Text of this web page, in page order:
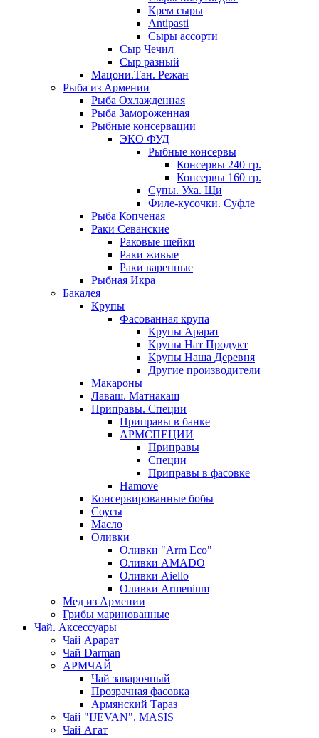
Крем сыры
Antipasti
Сыры ассорти
Сыр Чечил
Сыр разный
Мацони.Тан. Режан
Рыба из Армении
Рыба Охлажденная
Рыба Замороженная
Рыбные консервации
ЭКО ФУД
Рыбные консервы
Консервы 240 гр.
Консервы 160 гр.
Супы. Уха. Щи
Филе-кусочки. Суфле
Рыба Копченая
Раки Севанские
Раковые шейки
Раки живые
Раки варенные
Рыбная Икра
Бакалея
Крупы
Фасованная крупа
Крупы Арарат
Крупы Нат Продукт
Крупы Наша Деревня
Другие производители
Макароны
Лаваш. Матнакаш
Приправы. Специи
Приправы в банке
АРМСПЕЦИИ
Приправы
Специи
Приправы в фасовке
Hamove
Консервированные бобы
Соусы
Масло
Оливки
Оливки "Arm Eco"
Оливки AMADO
Оливки Aiello
Оливки Armenium
Мед из Армении
Грибы маринованные
Чай. Аксессуары
Чай Арарат
Чай Darman
АРМЧАЙ
Чай заварочный
Прозрачная фасовка
Армянский Тараз
Чай "IJEVAN". MASIS
Чай Агат